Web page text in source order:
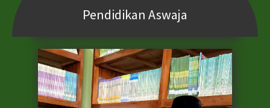
Pendidikan Aswaja